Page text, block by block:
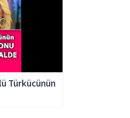
Türkücünün